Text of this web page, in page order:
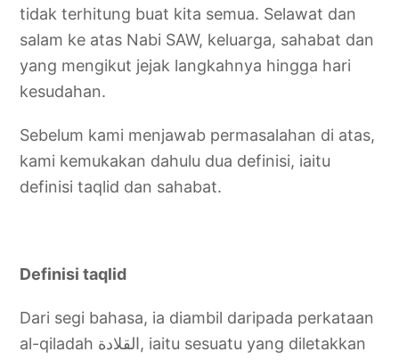
tidak terhitung buat kita semua. Selawat dan
salam ke atas Nabi SAW, keluarga, sahabat dan
yang mengikut jejak langkahnya hingga hari
kesudahan.
Sebelum kami menjawab permasalahan di atas,
kami kemukakan dahulu dua definisi, iaitu
definisi taqlid dan sahabat.
Definisi taqlid
Dari segi bahasa, ia diambil daripada perkataan
al-qiladah القلادة, iaitu sesuatu yang diletakkan